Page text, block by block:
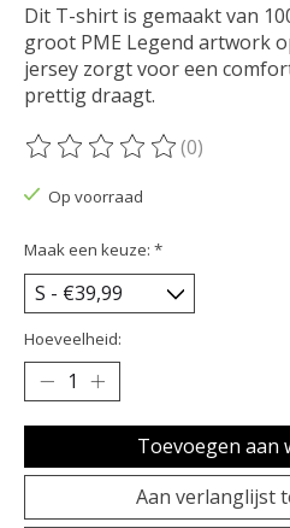
Dit T-shirt is gemaakt van
groot PME Legend artwork
jersey zorgt voor een
prettig draagt.
De beoordeling van dit
(0)
Op voorraad
Maak een keuze: *
Hoeveelheid:
Toevoegen aan
Aan verlanglijst